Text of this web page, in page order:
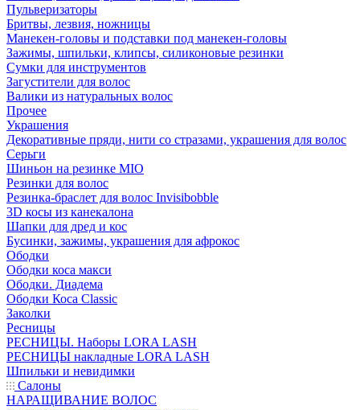
Пульверизаторы
Бритвы, лезвия, ножницы
Манекен-головы и подставки под манекен-головы
Зажимы, шпильки, клипсы, силиконовые резинки
Сумки для инструментов
Загустители для волос
Валики из натуральных волос
Прочее
Украшения
Декоративные пряди, нити со стразами, украшения для волос
Серьги
Шиньон на резинке MIO
Резинки для волос
Резинка-браслет для волос Invisibobble
3D косы из канекалона
Шапки для дред и кос
Бусинки, зажимы, украшения для афрокос
Ободки
Ободки коса макси
Ободки. Диадема
Ободки Коса Classic
Заколки
Ресницы
РЕСНИЦЫ. Наборы LORA LASH
РЕСНИЦЫ накладные LORA LASH
Шпильки и невидимки
Салоны
НАРАЩИВАНИЕ ВОЛОС